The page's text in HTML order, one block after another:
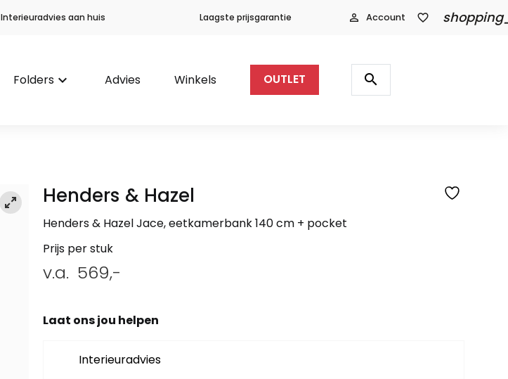
Interieuradvies aan huis Laagste prijsgarantie person_outline Account favorite_border
Folders keyboard_arrow_down Advies Winkels OUTLET
Producten
zoeken
search
Henders & Hazel
Henders & Hazel Jace, eetkamerbank 140 cm + pocket
Prijs per stuk
v.a. 569,-
Laat ons jou helpen
Interieuradvies